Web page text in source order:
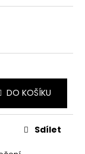
DO KOŠÍKU
Sdílet